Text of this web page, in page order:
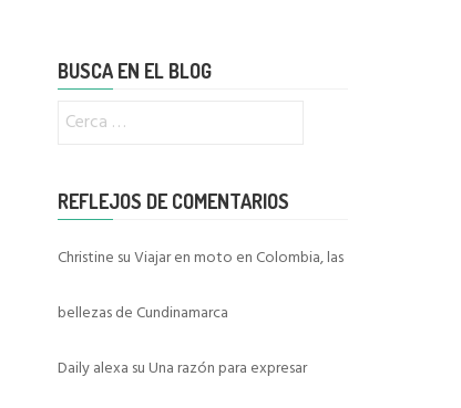
BUSCA EN EL BLOG
Ricerca
per:
REFLEJOS DE COMENTARIOS
Christine suViajar en moto en Colombia, las
bellezas de Cundinamarca
Daily alexa suUna razón para expresar